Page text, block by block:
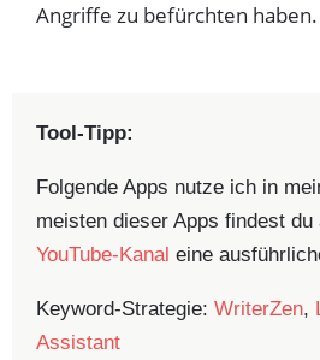
Angriffe zu befürchten haben.
Tool-Tipp:
Folgende Apps nutze ich in
meisten dieser Apps findest du
YouTube-Kanal eine
Keyword-Strategie: WriterZen,
Assistant